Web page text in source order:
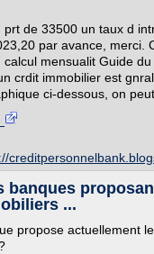
prt de 33500 un taux d
par avance, merci.
calcul mensualit Guide
crdit immobilier est
ci-dessous, on peut
banques
...
propose actuellement